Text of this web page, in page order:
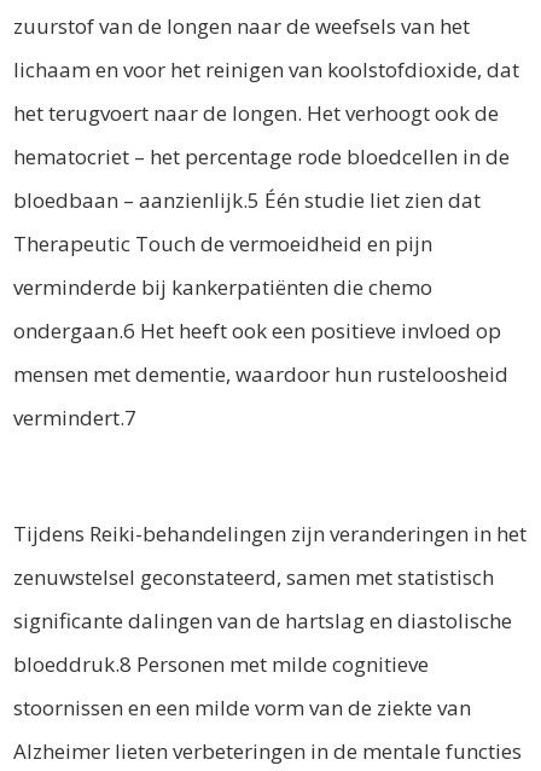
zuurstof van de longen naar de weefsels van het
lichaam en voor het reinigen van koolstofdioxide, dat
het terugvoert naar de longen. Het verhoogt ook de
hematocriet – het percentage rode bloedcellen in de
bloedbaan – aanzienlijk.5 Één studie liet zien dat
Therapeutic Touch de vermoeidheid en pijn
verminderde bij kankerpatiënten die chemo
ondergaan.6 Het heeft ook een positieve invloed op
mensen met dementie, waardoor hun rusteloosheid
vermindert.7
Tijdens Reiki-behandelingen zijn veranderingen in het
zenuwstelsel geconstateerd, samen met statistisch
significante dalingen van de hartslag en diastolische
bloeddruk.8 Personen met milde cognitieve
stoornissen en een milde vorm van de ziekte van
Alzheimer lieten verbeteringen in de mentale functies